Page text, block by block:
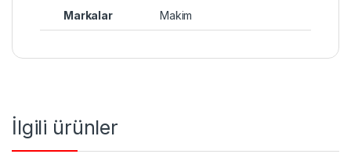
Markalar Makim
İlgili ürünler